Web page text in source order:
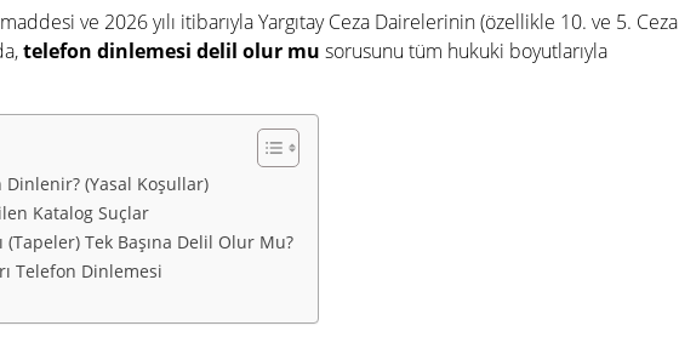
ve 2026 yılı itibarıyla Yargıtay Ceza Dairelerinin (özellikle 10. ve 5. Ceza
telefon dinlemesi delil olur mu sorusunu tüm hukuki boyutlarıyla
(Yasal Koşullar)
Katalog Suçlar
Tek Başına Delil Olur Mu?
Telefon Dinlemesi